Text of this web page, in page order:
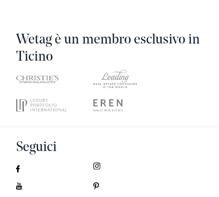
Wetag è un membro esclusivo in
Ticino
Seguici